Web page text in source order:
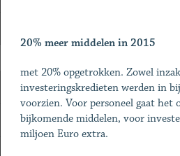
20% meer middelen in 2015
met 20% opgetrokken. Zowel
investeringskredieten werden in
voorzien. Voor personeel gaat het
bijkomende middelen, voor
miljoen Euro extra.